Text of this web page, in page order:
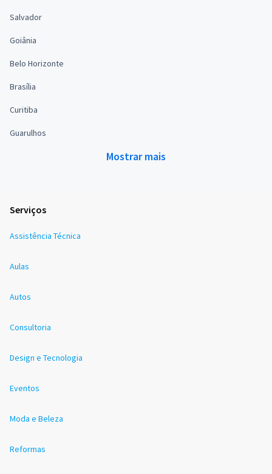
Salvador
Goiânia
Belo Horizonte
Brasília
Curitiba
Guarulhos
Mostrar mais
Serviços
Assistência Técnica
Aulas
Autos
Consultoria
Design e Tecnologia
Eventos
Moda e Beleza
Reformas